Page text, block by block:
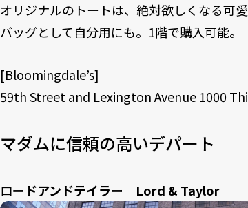
オリジナルのトートは、絶対欲しくなる可
バッグとして自分用にも。1階で購入可能。
[Bloomingdale’s]
59th Street and Lexington Avenue 1000
マダムに信頼の高いデパート
ロードアンドテイラー Lord & Taylor